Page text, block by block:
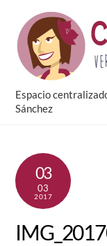
content
Espacio
Sánchez
03
03
2017